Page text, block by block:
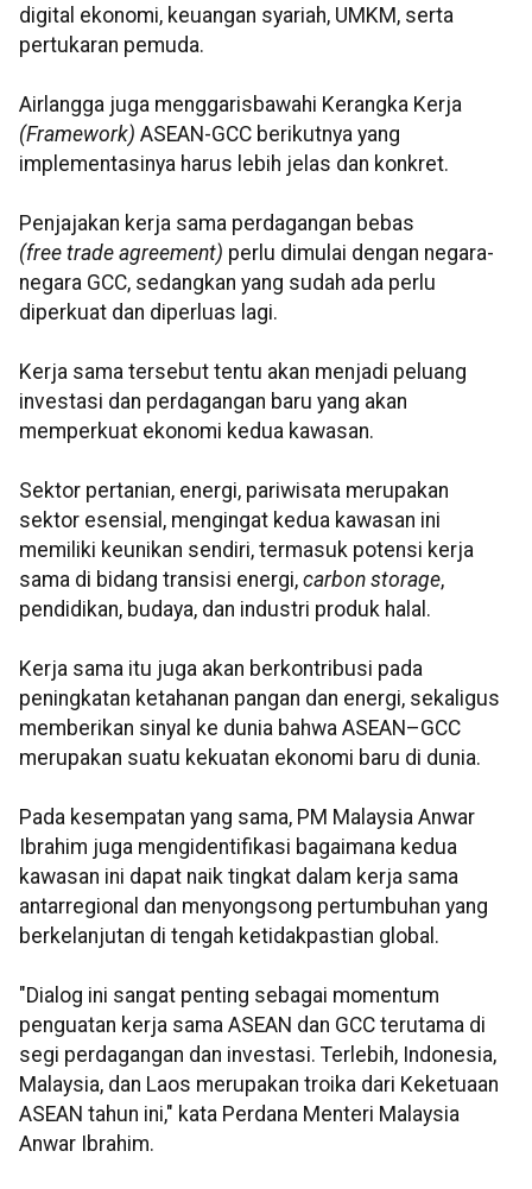
digital ekonomi, keuangan syariah, UMKM, serta
pertukaran pemuda.
Airlangga juga menggarisbawahi Kerangka Kerja
(Framework) ASEAN-GCC berikutnya yang
implementasinya harus lebih jelas dan konkret.
Penjajakan kerja sama perdagangan bebas
(free trade agreement) perlu dimulai dengan negara-
negara GCC, sedangkan yang sudah ada perlu
diperkuat dan diperluas lagi.
Kerja sama tersebut tentu akan menjadi peluang
investasi dan perdagangan baru yang akan
memperkuat ekonomi kedua kawasan.
Sektor pertanian, energi, pariwisata merupakan
sektor esensial, mengingat kedua kawasan ini
memiliki keunikan sendiri, termasuk potensi kerja
sama di bidang transisi energi, carbon storage,
pendidikan, budaya, dan industri produk halal.
Kerja sama itu juga akan berkontribusi pada
peningkatan ketahanan pangan dan energi, sekaligus
memberikan sinyal ke dunia bahwa ASEAN–GCC
merupakan suatu kekuatan ekonomi baru di dunia.
Pada kesempatan yang sama, PM Malaysia Anwar
Ibrahim juga mengidentifikasi bagaimana kedua
kawasan ini dapat naik tingkat dalam kerja sama
antarregional dan menyongsong pertumbuhan yang
berkelanjutan di tengah ketidakpastian global.
"Dialog ini sangat penting sebagai momentum
penguatan kerja sama ASEAN dan GCC terutama di
segi perdagangan dan investasi. Terlebih, Indonesia,
Malaysia, dan Laos merupakan troika dari Keketuaan
ASEAN tahun ini," kata Perdana Menteri Malaysia
Anwar Ibrahim.